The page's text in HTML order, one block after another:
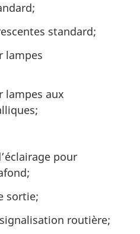
standard;
lampes
lampes aux
pour
sortie;
routière;